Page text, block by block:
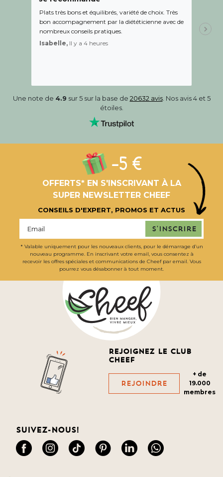
Plats très bons et équilibrés, variété de choix. Très
bon accompagnement par la diététicienne avec de
nombreux conseils pratiques.
Isabelle, Il y a 4 heures
de l
aidé
Une note de 4.9 sur 5 sur la base de 20632 avis. Nos avis 4 et 5
étoiles.
-5 €
OFFERTS* EN S'INSCRIVANT À LA
SUPER NEWSLETTER CHEEF
CONSEILS D'EXPERT, PROMOS ET ACTUS
S'inscrire
* Valable uniquement pour les nouveaux clients, pour le démarrage d’un
nouveau programme. En inscrivant votre email, vous consentez à
recevoir les offres spéciales et communications de Cheef par email. Vous
pourrez vous désabonner à tout moment.
Rejoignez le club
cheef
Rejoindre
+ de
19.000
membres
Suivez-nous!